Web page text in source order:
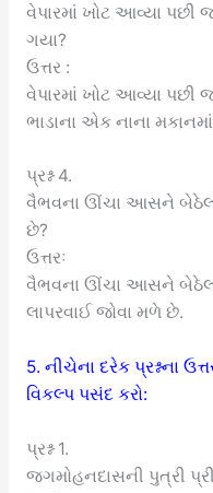
વેપારમાં ખોટ આવ્યા પછી
ગયા?
ઉત્તર :
વેપારમાં ખોટ આવ્યા પછી
ભાડાના એક નાના
પ્રશ્ન 4.
વૈભવના ઊંચા આસને બેઠેલા
છે?
ઉત્તરઃ
વૈભવના ઊંચા આસને બેઠેલા
લાપરવાઈ જોવા મળે છે.
5. નીચેના દરેક પ્રશ્નના
વિકલ્પ પસંદ કરો:
પ્રશ્ન 1.
જગમોહનદાસની પુત્રી